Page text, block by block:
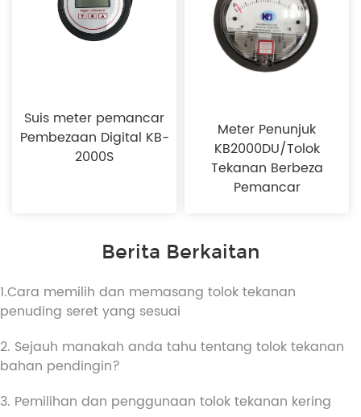
Suis meter pemancar
Pembezaan Digital KB-
2000S
Meter Penunjuk
KB2000DU/Tolok
Tekanan Berbeza
Pemancar
Berita Berkaitan
1.Cara memilih dan memasang tolok tekanan
penuding seret yang sesuai
2. Sejauh manakah anda tahu tentang tolok tekanan
bahan pendingin?
3. Pemilihan dan penggunaan tolok tekanan kering